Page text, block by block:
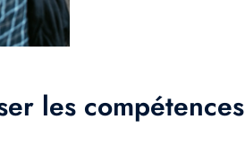
les compétences